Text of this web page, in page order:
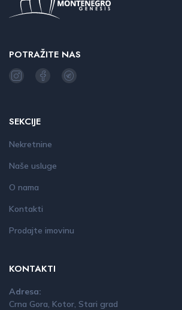
POTRAŽITE NAS
SEKCIJE
Nekretnine
Naše usluge
O nama
Kontakti
Prodajte imovinu
KONTAKTI
Adresa:
Crna Gora, Kotor, Stari grad